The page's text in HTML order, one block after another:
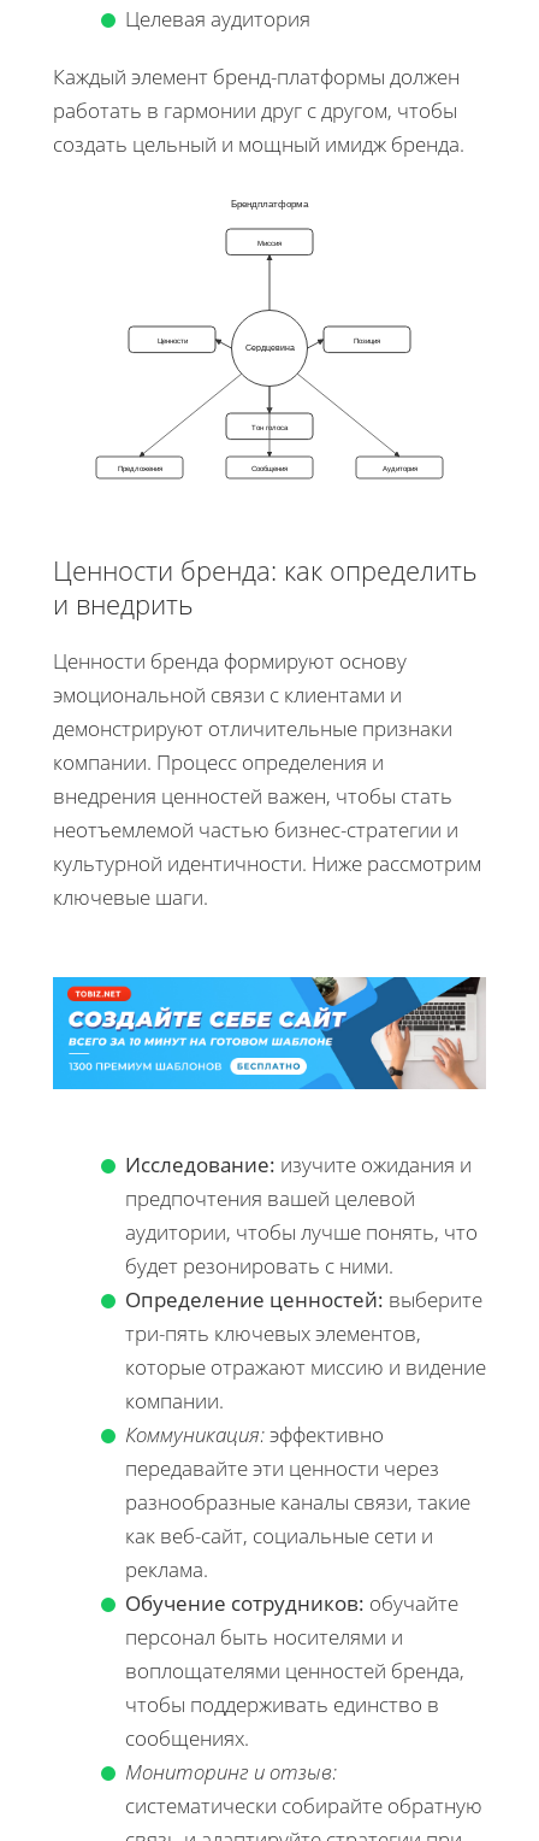
Целевая аудитория
Каждый элемент бренд-платформы должен
работать в гармонии друг с другом, чтобы
создать цельный и мощный имидж бренда.
Брендплатформа
Сердцевина
Миссия
Ценности Позиция
Тон голоса
Предложения Сообщения Аудитория
Ценности бренда: как определить
и внедрить
Ценности бренда формируют основу
эмоциональной связи с клиентами и
демонстрируют отличительные признаки
компании. Процесс определения и
внедрения ценностей важен, чтобы стать
неотъемлемой частью бизнес-стратегии и
культурной идентичности. Ниже рассмотрим
ключевые шаги.
Исследование: изучите ожидания и
предпочтения вашей целевой
аудитории, чтобы лучше понять, что
будет резонировать с ними.
Определение ценностей: выберите
три-пять ключевых элементов,
которые отражают миссию и видение
компании.
Коммуникация:эффективно
передавайте эти ценности через
разнообразные каналы связи, такие
как веб-сайт, социальные сети и
реклама.
Обучение сотрудников: обучайте
персонал быть носителями и
воплощателями ценностей бренда,
чтобы поддерживать единство в
сообщениях.
Мониторинг и отзыв:
систематически собирайте обратную